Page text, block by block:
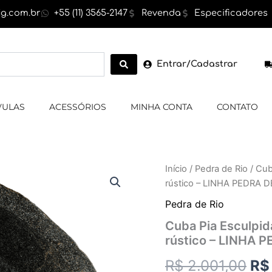
+55 (11) 3565-2147 Revenda Especificadores
Entrar/Cadastrar
ACESSÓRIOS MINHA CONTA CONTATO
Início / Pedra de Rio /
rústico – LINHA PEDRA
Pedra de Rio
Cuba Pia
rústico – LINHA
R$2.001,00
O
R$
Cuba
Pia
em
de
Rio,
cinza,exterior